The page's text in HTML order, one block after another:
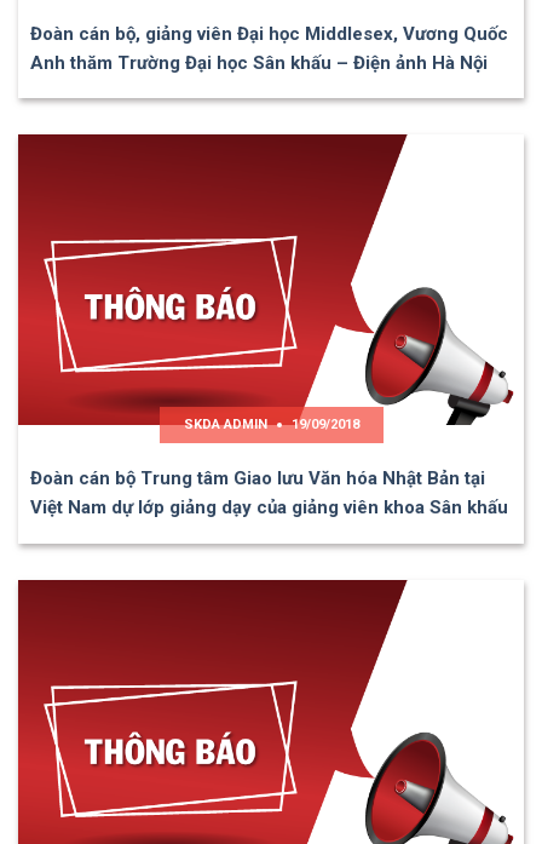
Đoàn cán bộ, giảng viên Đại học Middlesex, Vương Quốc
Anh thăm Trường Đại học Sân khấu – Điện ảnh Hà Nội
SKDA ADMIN 19/09/2018
Đoàn cán bộ Trung tâm Giao lưu Văn hóa Nhật Bản tại
Việt Nam dự lớp giảng dạy của giảng viên khoa Sân khấu